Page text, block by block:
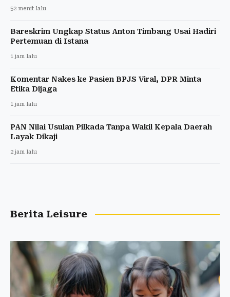
52 menit lalu
Bareskrim Ungkap Status Anton Timbang Usai Hadiri
Pertemuan di Istana
1 jam lalu
Komentar Nakes ke Pasien BPJS Viral, DPR Minta
Etika Dijaga
1 jam lalu
PAN Nilai Usulan Pilkada Tanpa Wakil Kepala Daerah
Layak Dikaji
2 jam lalu
Berita Leisure